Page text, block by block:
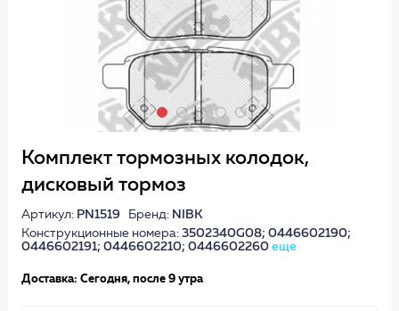
Комплект тормозных колодок,
дисковый тормоз
Артикул: PN1519Бренд: NIBK
Конструкционные номера: 3502340G08; 0446602190;
0446602191; 0446602210; 0446602260 еще
Доставка: Сегодня, после 9 утра